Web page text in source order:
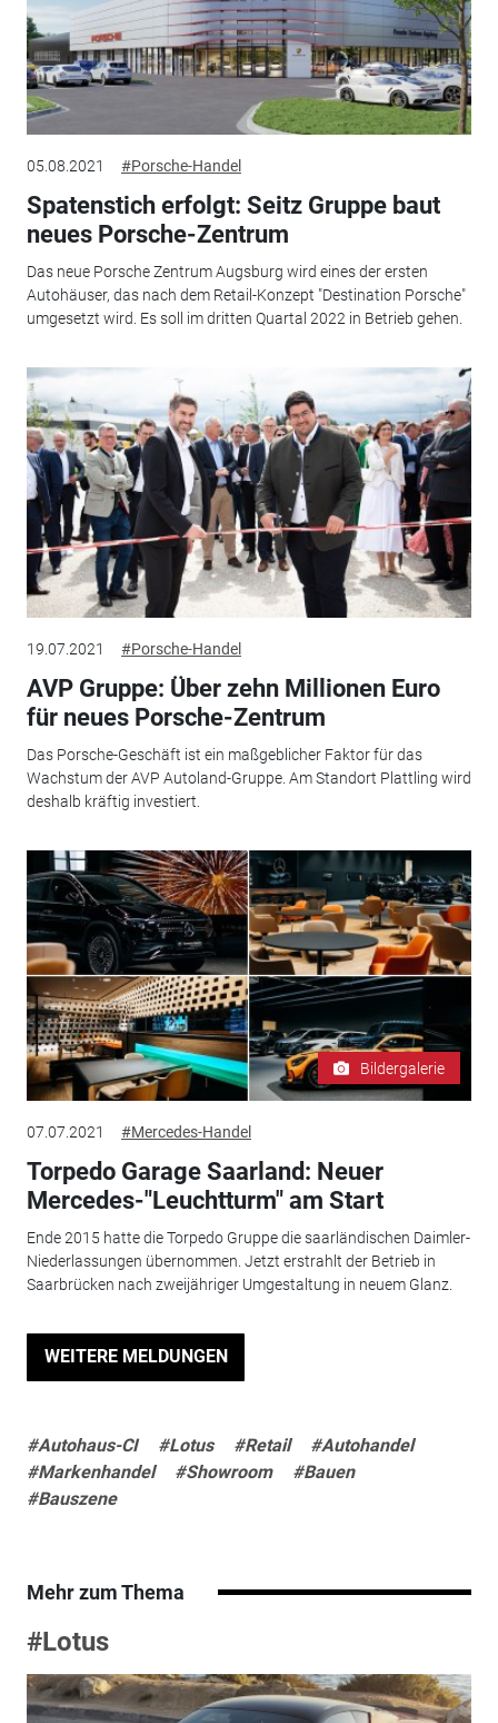
05.08.2021 #Porsche-Handel
Spatenstich erfolgt: Seitz Gruppe baut
neues Porsche-Zentrum
Das neue Porsche Zentrum Augsburg wird eines der ersten
Autohäuser, das nach dem Retail-Konzept "Destination Porsche"
umgesetzt wird. Es soll im dritten Quartal 2022 in Betrieb gehen.
19.07.2021 #Porsche-Handel
AVP Gruppe: Über zehn Millionen Euro
für neues Porsche-Zentrum
Das Porsche-Geschäft ist ein maßgeblicher Faktor für das
Wachstum der AVP Autoland-Gruppe. Am Standort Plattling wird
deshalb kräftig investiert.
Bildergalerie
07.07.2021 #Mercedes-Handel
Torpedo Garage Saarland: Neuer
Mercedes-"Leuchtturm" am Start
Ende 2015 hatte die Torpedo Gruppe die saarländischen Daimler-
Niederlassungen übernommen. Jetzt erstrahlt der Betrieb in
Saarbrücken nach zweijähriger Umgestaltung in neuem Glanz.
WEITERE MELDUNGEN
#Autohaus-CI #Lotus #Retail
#Autohandel
#Markenhandel
#Showroom
#Bauen
#Bauszene
Mehr zum Thema
#Lotus